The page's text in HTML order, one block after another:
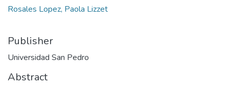
Rosales Lopez, Paola Lizzet
Publisher
Universidad San Pedro
Abstract